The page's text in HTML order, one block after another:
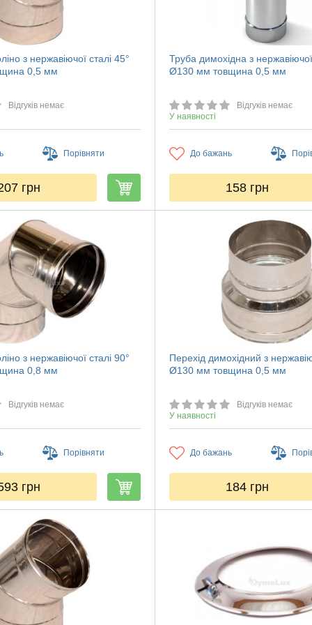
з нержавіючої сталі 45°
0,5 мм
Відгуків немає
Порівняти
грн
Труба димохідна з
Ø130 мм товщина 0,5 мм
Відгуків немає
У наявності
До бажань
158 грн
з нержавіючої сталі 90°
0,8 мм
Відгуків немає
Порівняти
грн
Перехід димохідний з
Ø130 мм товщина 0,5 мм
Відгуків немає
У наявності
До бажань
184 грн